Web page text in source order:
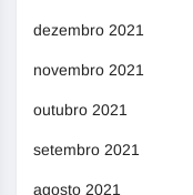
dezembro 2021
novembro 2021
outubro 2021
setembro 2021
agosto 2021